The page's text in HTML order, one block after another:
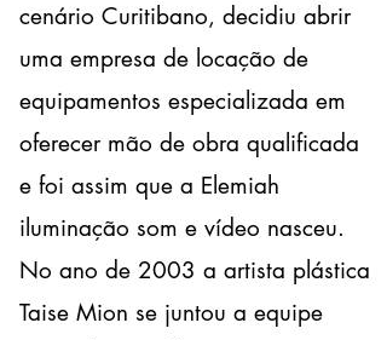
cenário Curitibano, decidiu abrir
uma empresa de locação de
equipamentos especializada em
oferecer mão de obra qualificada
e foi assim que a Elemiah
iluminação som e vídeo nasceu.
No ano de 2003 a artista plástica
Taise Mion se juntou a equipe